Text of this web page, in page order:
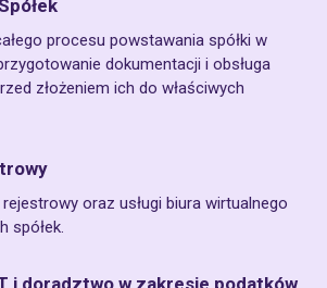
procesu powstawania spółki w
dokumentacji i obsługa
złożeniem ich do właściwych
oraz usługi biura wirtualnego
spółek.
i doradztwo w zakresie podatków